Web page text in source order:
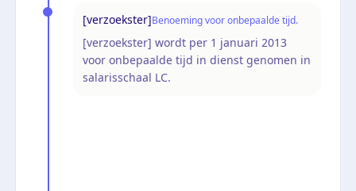
[verzoekster]Benoeming voor onbepaalde tijd.
[verzoekster] wordt per 1 januari 2013
voor onbepaalde tijd in dienst genomen in
salarisschaal LC.